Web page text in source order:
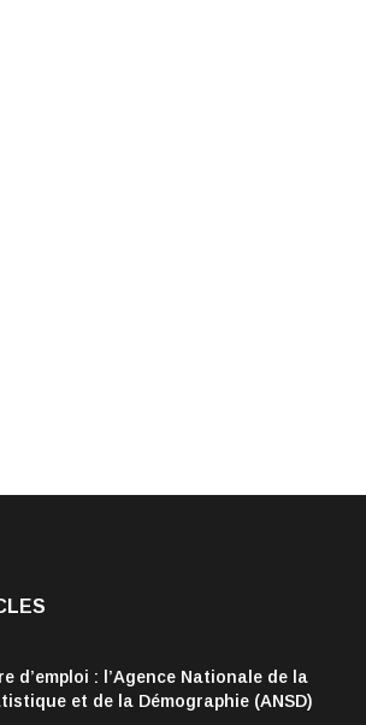
d’emploi : l’Agence Nationale de la
et de la Démographie (ANSD)